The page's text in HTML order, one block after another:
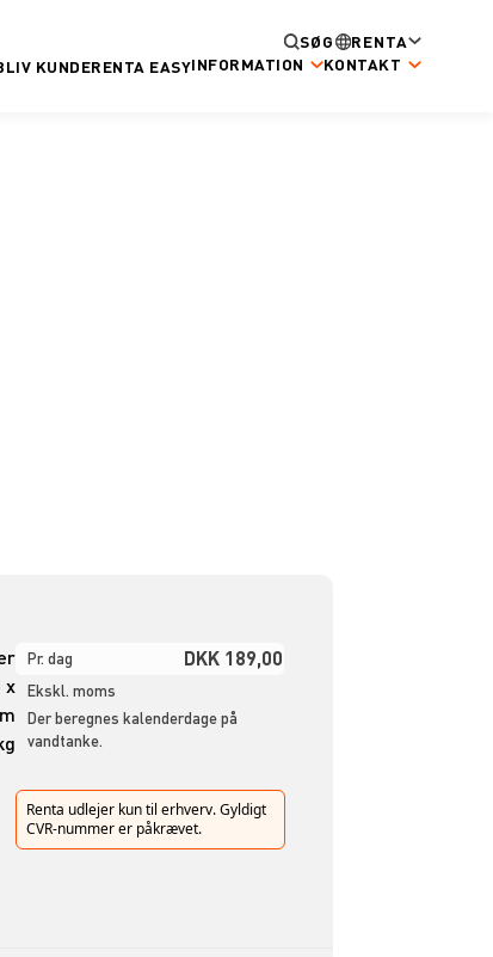
SØG
RENTA
KUNDERENTA EASYINFORMATION KONTAKT
x
Pr. dag DKK 189,00
Ekskl. moms
Der beregnes kalenderdage på
vandtanke.
Renta udlejer kun til erhverv. Gyldigt
CVR-nummer er påkrævet.